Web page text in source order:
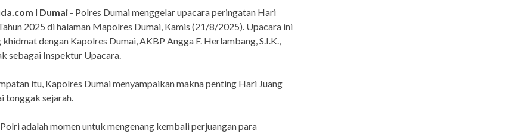
I Dumai - Polres Dumai menggelar upacara peringatan Hari
2025 di halaman Mapolres Dumai, Kamis (21/8/2025). Upacara ini
dengan Kapolres Dumai, AKBP Angga F. Herlambang, S.I.K.,
sebagai Inspektur Upacara.
itu, Kapolres Dumai menyampaikan makna penting Hari Juang
tonggak sejarah.
adalah momen untuk mengenang kembali perjuangan para